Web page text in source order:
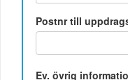
Postnr till
Ev. övrig